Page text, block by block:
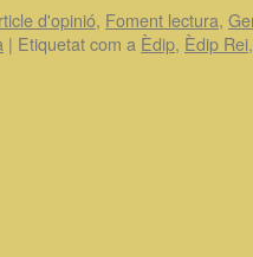
d'opinió, Foment lectura,
| Etiquetat com a Èdip, Èdip Rei